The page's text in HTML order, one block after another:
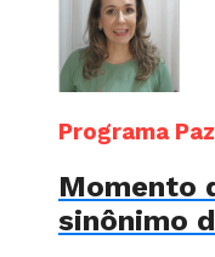
Programa Paz
Momento
sinônimo